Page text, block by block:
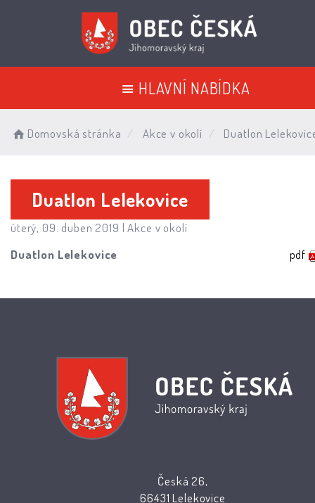
HLAVNÍ NABÍDKA
Domovská stránka Akce v okolí Duatlon
Duatlon Lelekovice
úterý, 09. duben 2019 |Akce v okolí
Duatlon Lelekovice
pdf
Česká 26,
66431 Lelekovice